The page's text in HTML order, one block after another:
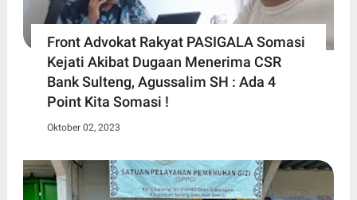
Front Advokat Rakyat PASIGALA Somasi
Kejati Akibat Dugaan Menerima CSR
Bank Sulteng, Agussalim SH : Ada 4
Point Kita Somasi !
Oktober 02, 2023